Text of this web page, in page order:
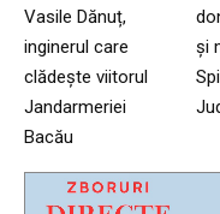
Vasile Dănuț,
inginerul care
clădește viitorul
Jandarmeriei
Bacău
și